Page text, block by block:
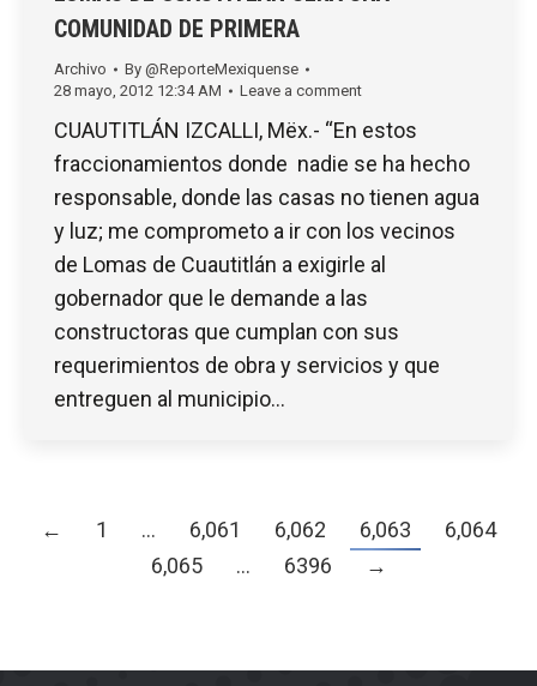
COMUNIDAD DE PRIMERA
Archivo By @ReporteMexiquense
28 mayo, 2012 12:34 AM
Leave a comment
CUAUTITLÁN IZCALLI, Mëx.- “En estos
fraccionamientos donde nadie se ha hecho
responsable, donde las casas no tienen agua
y luz; me comprometo a ir con los vecinos
de Lomas de Cuautitlán a exigirle al
gobernador que le demande a las
constructoras que cumplan con sus
requerimientos de obra y servicios y que
entreguen al municipio…
← 1 … 6,061 6,062 6,063
6,064
6,065
… 6396 →